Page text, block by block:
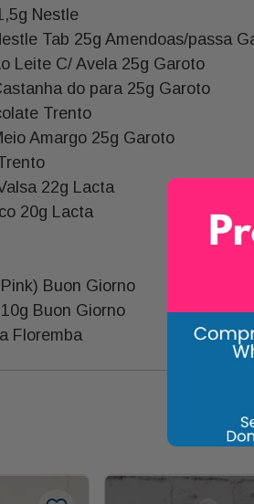
Nestle
Tab 25g Amendoas/passa
Leite C/ Avela 25g Garoto
do para 25g Garoto
Trento
Amargo 25g Garoto
22g Lacta
20g Lacta
Buon Giorno
Buon Giorno
Floremba